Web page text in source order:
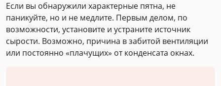
Если вы обнаружили характерные пятна, не
паникуйте, но и не медлите. Первым делом, по
возможности, установите и устраните источник
сырости. Возможно, причина в забитой вентиляции
или постоянно «плачущих» от конденсата окнах.